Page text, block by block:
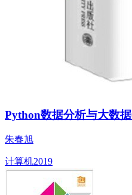
Python数据分析与大数
朱春旭
计算机2019